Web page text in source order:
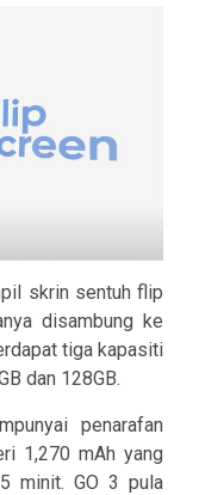
skrin sentuh flip
disambung ke
tiga kapasiti
dan 128GB.
penarafan
1,270 mAh yang
minit. GO 3 pula